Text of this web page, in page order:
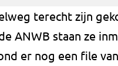
terecht zijn
ANWB staan ze
er nog een file